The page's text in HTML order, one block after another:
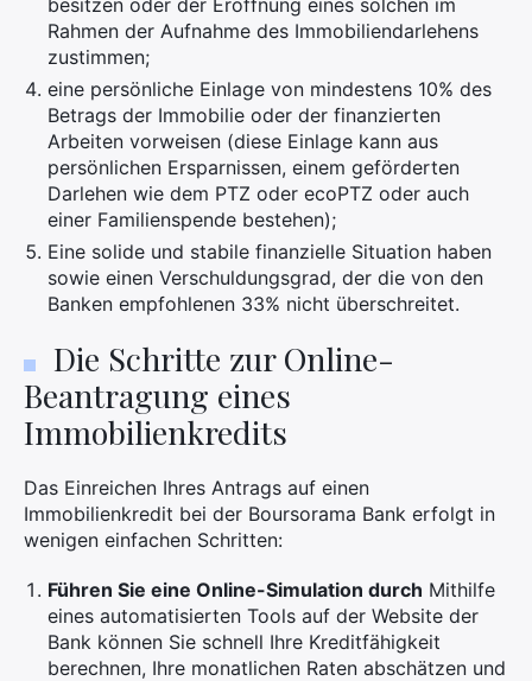
besitzen oder der Eröffnung eines solchen im
Rahmen der Aufnahme des Immobiliendarlehens
zustimmen;
eine persönliche Einlage von mindestens 10% des
Betrags der Immobilie oder der finanzierten
Arbeiten vorweisen (diese Einlage kann aus
persönlichen Ersparnissen, einem geförderten
Darlehen wie dem PTZ oder ecoPTZ oder auch
einer Familienspende bestehen);
Eine solide und stabile finanzielle Situation haben
sowie einen Verschuldungsgrad, der die von den
Banken empfohlenen 33% nicht überschreitet.
Die Schritte zur Online-
Beantragung eines
Immobilienkredits
Das Einreichen Ihres Antrags auf einen
Immobilienkredit bei der Boursorama Bank erfolgt in
wenigen einfachen Schritten:
Führen Sie eine Online-Simulation durch Mithilfe
eines automatisierten Tools auf der Website der
Bank können Sie schnell Ihre Kreditfähigkeit
berechnen, Ihre monatlichen Raten abschätzen und
×
Suchen
Sie
nach: